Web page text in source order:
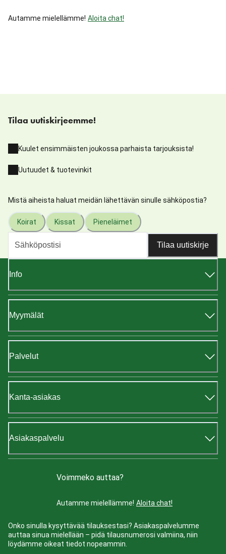
Autamme mielellämme! Aloita chat!
Tilaa uutiskirjeemme!
Kuulet ensimmäisten joukossa parhaista tarjouksista!
Uutuudet & tuotevinkit
Mistä aiheista haluat meidän lähettävän sinulle sähköpostia?
Koirat Kissat Pieneläimet
Tilaa uutiskirje
Info
Myymälät
Palvelut
Kanta-asiakas
Asiakaspalvelu
Voimmeko auttaa?
Autamme mielellämme! Aloita chat!
Onko sinulla kysyttävää tilauksestasi? Asiakaspalvelumme
auttaa sinua mielellään – pidä tilausnumerosi valmiina, niin
löydämme oikeat tiedot nopeammin.